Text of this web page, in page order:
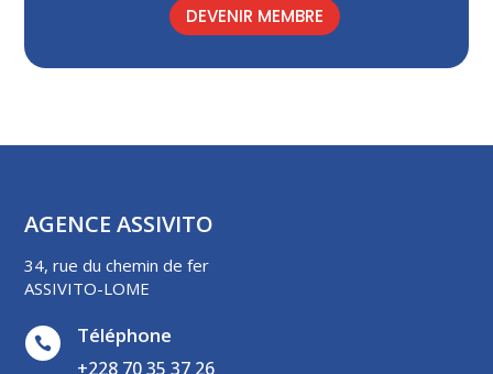
DEVENIR MEMBRE
AGENCE ASSIVITO
34, rue du chemin de fer
ASSIVITO-LOME
 Téléphone
+228 70 35 37 26